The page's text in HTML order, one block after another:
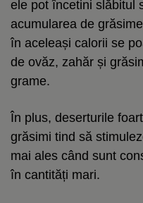
ele pot încetini slăbitul
acumularea de
în aceleași calorii se
de ovăz, zahăr și
grame.
În plus, deserturile
grăsimi tind să
mai ales când sunt
în cantități mari.